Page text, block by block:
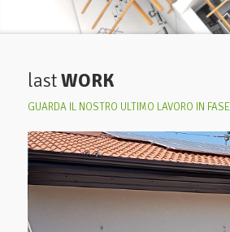
lastWORK
GUARDA IL NOSTRO ULTIMO LAVORO IN